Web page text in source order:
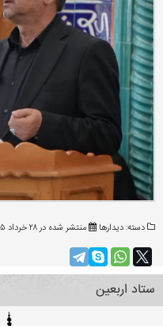
دسته:دیدارها منتشر شده در ۲۸ خرداد ۱۴۰۵
ستاد اربعین